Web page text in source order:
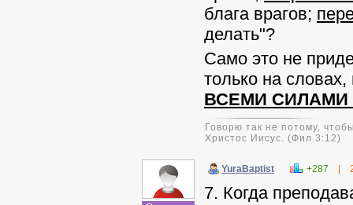
блага врагов;
делать"?
Само это не
только на словах,
ВСЕМИ СИЛАМИ
Говорю так не потому,
Христос Иисус. (Фил.3:12)
YuraBaptist +287
7. Когда